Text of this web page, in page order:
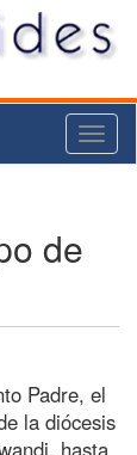
de
Padre, el
la diócesis
hasta